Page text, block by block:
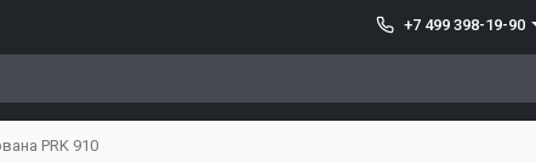
+7 499 398-19-90
PRK 910